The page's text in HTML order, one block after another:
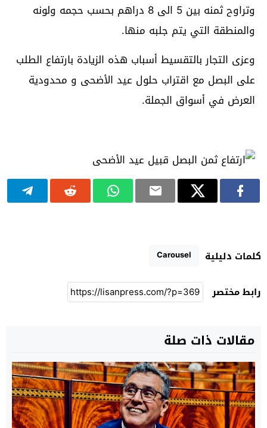
وتراوح ثمنه بين 5 الى 8 دراهم بحسب حجمه ولونه
والمنطقة التي يتم جلبه منها.
وعزى التجار بالتقسيط أسباب هذه الزيادة بارتفاع الطلب
على البصل مع اقتراب حلول عيد الأضحى و محدودية
العرض في أسواق الجملة.
كلمات دليلية Carousel
رابط مختصر
مقالات ذات صلة